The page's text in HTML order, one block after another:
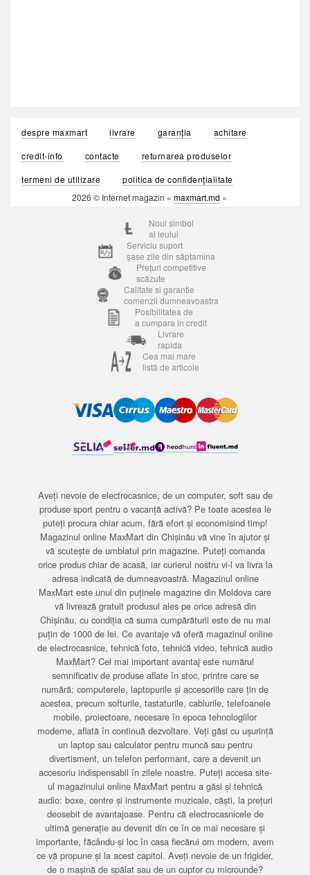
despre maxmart livrare garanția
achitare
credit-info
contacte
returnarea produselor
termeni de utilizare
politica de confidențialitate
2026 © Internet magazin « maxmart.md »
Noul simbol
al leului
Serviciu suport
șase zile din săptamina
Prețuri competitive
scăzute
Calitate si garantie
comenzii dumneavoastra
Posibilitatea de
a cumpara in credit
Livrare
rapida
Cea mai mare
listă de articole
Aveți nevoie de electrocasnice, de un computer, soft sau de
produse sport pentru o vacanță activă? Pe toate acestea le
puteți procura chiar acum, fără efort și economisind timp!
Magazinul online MaxMart din Chișinău vă vine în ajutor și
vă scutește de umblatul prin magazine. Puteți comanda
orice produs chiar de acasă, iar curierul nostru vi-l va livra la
adresa indicată de dumneavoastră. Magazinul online
MaxMart este unul din puținele magazine din Moldova care
vă livrează gratuit produsul ales pe orice adresă din
Chișinău, cu condiția că suma cumpărăturii este de nu mai
puțin de 1000 de lei. Ce avantaje vă oferă magazinul online
de electrocasnice, tehnică foto, tehnică video, tehnică audio
MaxMart? Cel mai important avantaj este numărul
semnificativ de produse aflate în stoc, printre care se
numără: computerele, laptopurile și accesoriile care țin de
acestea, precum softurile, tastaturile, cablurile, telefoanele
mobile, proiectoare, necesare în epoca tehnologiilor
moderne, aflată în continuă dezvoltare. Veți găsi cu ușurință
un laptop sau calculator pentru muncă sau pentru
divertisment, un telefon performant, care a devenit un
accesoriu indispensabil în zilele noastre. Puteți accesa site-
ul magazinului online MaxMart pentru a găsi și tehnică
audio: boxe, centre și instrumente muzicale, căști, la prețuri
deosebit de avantajoase. Pentru că electrocasnicele de
ultimă generație au devenit din ce în ce mai necesare și
importante, făcându-și loc în casa fiecărui om modern, avem
ce vă propune și la acest capitol. Aveți nevoie de un frigider,
de o mașină de spălat sau de un cuptor cu microunde?